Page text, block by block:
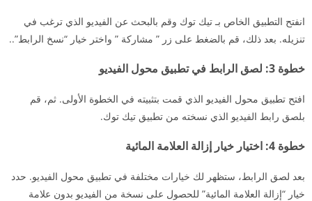
انفتح التطبيق الخاص بـ تيك توك وقم بالبحث عن الفيديو الذي ترغب في
تنزيله. بعد ذلك، قم بالضغط على زر ” مشاركة ” واختر خيار “نسخ الرابط”..
خطوة 3: لصق الرابط في تطبيق محول الفيديو
افتح تطبيق محول الفيديو الذي قمت بتثبيته في الخطوة الأولى. ثم، قم
بلصق رابط الفيديو الذي نسخته من تطبيق تيك توك.
خطوة 4: اختيار خيار إزالة العلامة المائية
بعد لصق الرابط، ستظهر لك خيارات مختلفة في تطبيق محول الفيديو. حدد
خيار “إزالة العلامة المائية” للحصول على نسخة من الفيديو بدون علامة